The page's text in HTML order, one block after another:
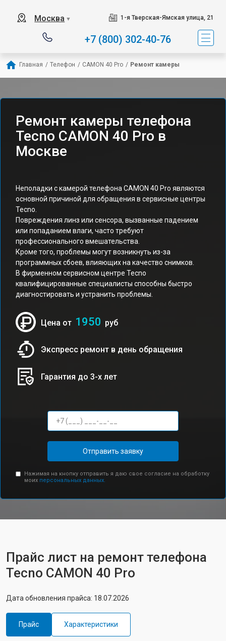
Москва ▼ 1-я Тверская-Ямская улица, 21
+7 (800) 302-40-76
Главная / Телефон / CAMON 40 Pro / Ремонт камеры
Ремонт камеры телефона
Tecno CAMON 40 Pro в
Москве
Неполадки с камерой телефона CAMON 40 Pro являются
основной причиной для обращения в сервисные центры
Tecno.
Повреждения линз или сенсора, вызванные падением
или попаданием влаги, часто требуют
профессионального вмешательства.
Кроме того, проблемы могут возникнуть из-за
программных сбоев, влияющих на качество снимков.
В фирменном сервисном центре Tecno
квалифицированные специалисты способны быстро
диагностировать и устранить проблемы.
Цена от 1950 руб
Экспресс ремонт в день обращения
Гарантия до 3-х лет
Отправить заявку
Нажимая на кнопку отправить я даю свое согласие на обработку
моих персональных данных.
Прайс лист на ремонт телефона
Tecno CAMON 40 Pro
Дата обновления прайса: 18.07.2026
Прайс Характеристики